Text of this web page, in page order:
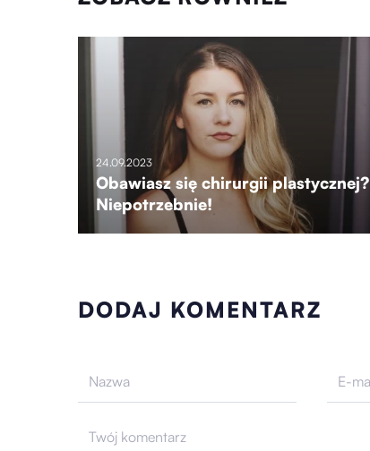
24.09.2023
Obawiasz się chirurgii plastycznej?
Niepotrzebnie!
DODAJ KOMENTARZ